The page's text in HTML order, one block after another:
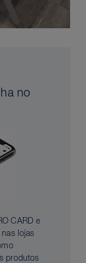
no
CARD e
nas lojas
produtos